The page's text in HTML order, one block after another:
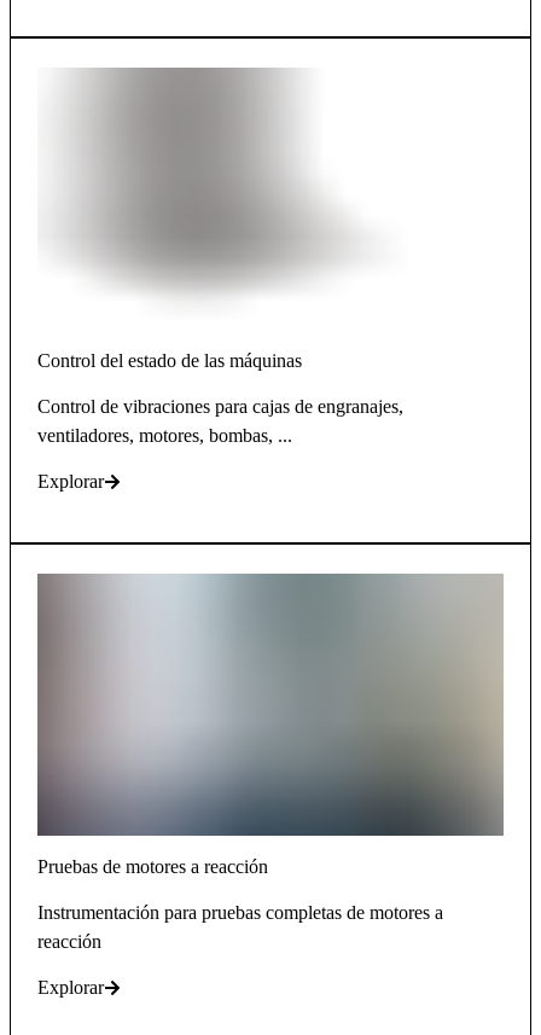
Control del estado de las máquinas
Control de vibraciones para cajas de engranajes,
ventiladores, motores, bombas, ...
Explorar
Pruebas de motores a reacción
Instrumentación para pruebas completas de motores a
reacción
Explorar